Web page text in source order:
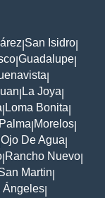
San Isidro
Guadalupe
La Joya
Loma Bonita
Morelos
Ojo De Agua
Rancho Nuevo
Martin
Ángeles